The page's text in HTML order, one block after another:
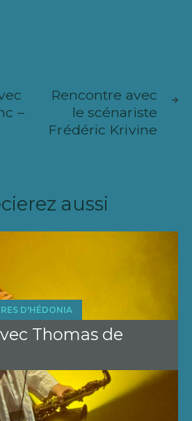
–
Rencontre avec
le scénariste
Frédéric Krivine
aussi
D'HÉDONIA
Thomas de